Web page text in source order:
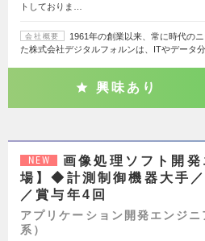
トしておりま…
会社概要
1961年の創業以来、常に時代の
た株式会社デジタルフォルンは、ITやデータ
興味あり
NEW
画像処理ソフト開
場】◆計測制御機器大手
／賞与年4回
アプリケーション開発エンジ
系）